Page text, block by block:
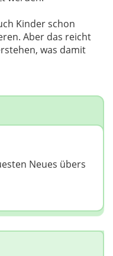
Kinder schon
Aber das reicht
was damit
Neues übers